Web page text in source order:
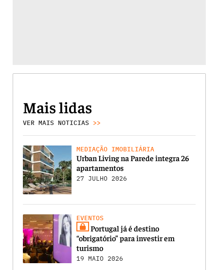
Mais lidas
VER MAIS NOTICIAS >>
MEDIAÇÃO IMOBILIÁRIA
Urban Living na Parede integra 26
apartamentos
27 JULHO 2026
EVENTOS
Portugal já é destino
“obrigatório” para investir em
turismo
19 MAIO 2026